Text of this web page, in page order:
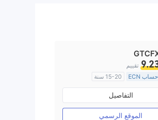
تقييم
حساب ECN
15-20 سنة
منظمة في المملكة المتحدة
صناعة السوق (MM)
رخصة كاملة ميتاتريدر ٤
التفاصيل
الموقع الرسمي